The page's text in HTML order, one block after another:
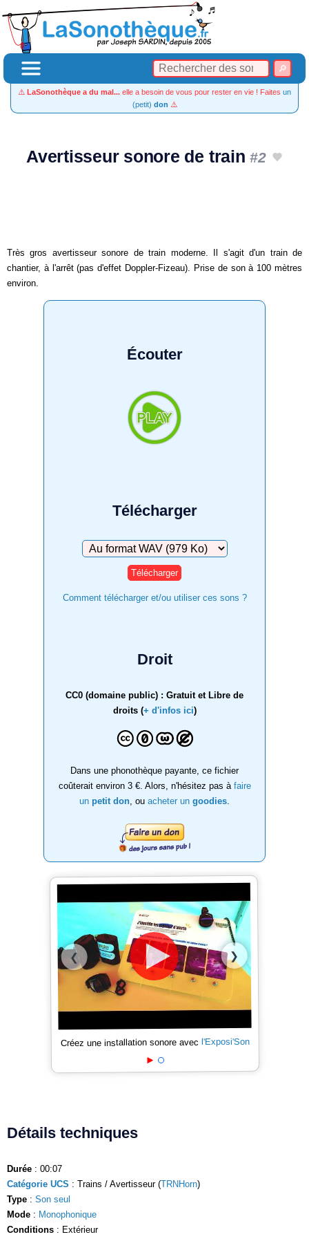
⚠️ LaSonothèque a du mal... elle a besoin de vous pour rester en vie ! Faites un
(petit) don ⚠️
Avertisseur sonore de train#2
Très gros avertisseur sonore de train moderne. Il s'agit d'un train de
chantier, à l'arrêt (pas d'effet Doppler-Fizeau). Prise de son à 100 mètres
environ.
Écouter
Télécharger
Télécharger
Comment télécharger et/ou utiliser ces sons ?
Droit
CC0 (domaine public) : Gratuit et Libre de
droits (+ d'infos ici)
Dans une phonothèque payante, ce fichier
coûterait environ 3 €. Alors, n'hésitez pas à faire
un petit don , ou acheter un goodies
❮ ❯
Créez une installation sonore avec l'Exposi'Son
Détails techniques
Durée : 00:07
Catégorie UCS : Trains / Avertisseur (TRNHorn)
Type : Son seul
Mode : Monophonique
Conditions : Extérieur